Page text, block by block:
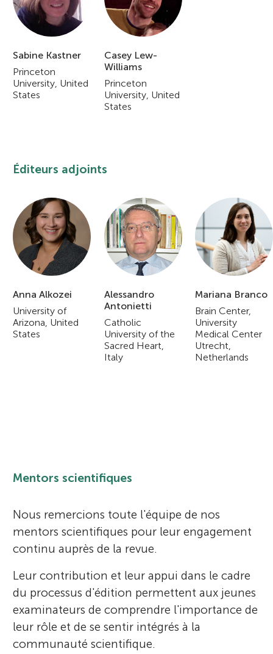
s
Sabine Kastner
Princeton
University, United
States
Casey Lew-
Williams
Princeton
University, United
States
Éditeurs adjoints
Anna Alkozei
University of
Arizona, United
States
Alessandro
Antonietti
Catholic
University of the
Sacred Heart,
Italy
Mariana Branco
Brain Center,
University
Medical Center
Utrecht,
Netherlands
Mentors scientifiques
Nous remercions toute l'équipe de nos
mentors scientifiques pour leur engagement
continu auprès de la revue.
Leur contribution et leur appui dans le cadre
du processus d'édition permettent aux jeunes
examinateurs de comprendre l'importance de
leur rôle et de se sentir intégrés à la
communauté scientifique.